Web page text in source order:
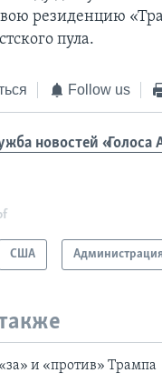
резиденцию
пула.
Follow us
новостей «Голоса
США
и «против» Трампа